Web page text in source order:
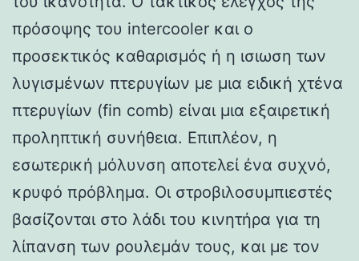
πρόσοψης του intercooler και ο
προσεκτικός καθαρισμός ή η ισιωση των
λυγισμένων πτερυγίων με μια ειδική χτένα
πτερυγίων (fin comb) είναι μια εξαιρετική
προληπτική συνήθεια. Επιπλέον, η
εσωτερική μόλυνση αποτελεί ένα συχνό,
κρυφό πρόβλημα. Οι στροβιλοσυμπιεστές
βασίζονται στο λάδι του κινητήρα για τη
λίπανση των ρουλεμάν τους, και με τον